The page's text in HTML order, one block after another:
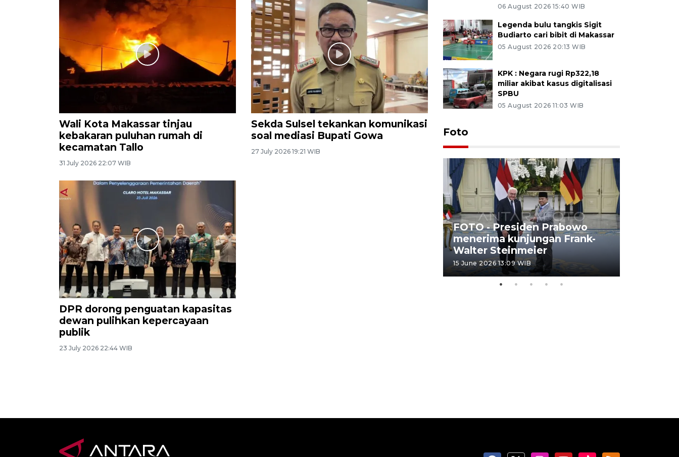
Wali Kota Makassar tinjau
kebakaran puluhan rumah di
kecamatan Tallo
31 July 2026 22:07 WIB
Sekda Sulsel tekankan komunikasi
soal mediasi Bupati Gowa
27 July 2026 19:21 WIB
DPR dorong penguatan kapasitas
dewan pulihkan kepercayaan
publik
23 July 2026 22:44 WIB
06 August 2026 15:40 WIB
Legenda bulu tangkis Sigit
Budiarto cari bibit di Makassar
05 August 2026 20:13 WIB
KPK : Negara rugi Rp322,18
miliar akibat kasus digitalisasi
SPBU
05 August 2026 11:03 WIB
Foto
FOTO - Presiden Prabowo
menerima kunjungan Frank-
Walter Steinmeier
15 June 2026 13:09 WIB